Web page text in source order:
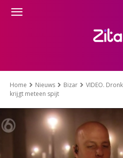
Home Nieuws Bizar
VIDEO.
krijgt meteen spijt